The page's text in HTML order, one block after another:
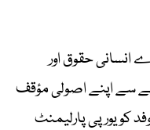
انسانی حقوق اور
سے اپنے اصولی مؤقف
کو یورپی پارلیمنٹ